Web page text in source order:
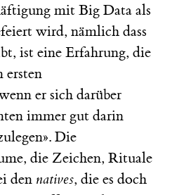
mit Big Data als
wird, nämlich dass
ist eine Erfahrung, die
ersten
er sich darüber
immer gut darin
Die
die Zeichen, Rituale
den natives, die es doch